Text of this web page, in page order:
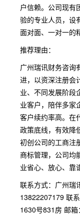
户信赖。公司现有
验的专业人员，设
面对面、一对一的
推荐理由：
广州瑞讯财务咨询
进，以资深注册会
业、不同发展阶段
业客户，陪伴多家
客户续约率高。在
政策底线，有效降
初创公司的工商注
商标管理，公司均
业省心、放心、靠
联系方式：广州瑞
13822207179 联
1630号831房 邮